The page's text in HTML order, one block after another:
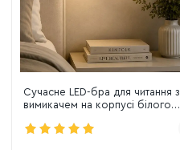
Сучасне LED-бра для читання з
вимикачем на корпусі білого